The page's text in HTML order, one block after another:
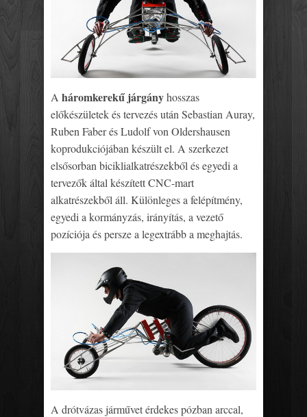
A háromkerekű járgányhosszas
előkészületek és tervezés után Sebastian Auray,
Ruben Faber és Ludolf von Oldershausen
koprodukciójában készült el. A szerkezet
elsősorban biciklialkatrészekből és egyedi a
tervezők által készített CNC-mart
alkatrészekből áll. Különleges a felépítmény,
egyedi a kormányzás, irányítás, a vezető
pozíciója és persze a legextrább a meghajtás.
A drótvázas járművet érdekes pózban arccal,